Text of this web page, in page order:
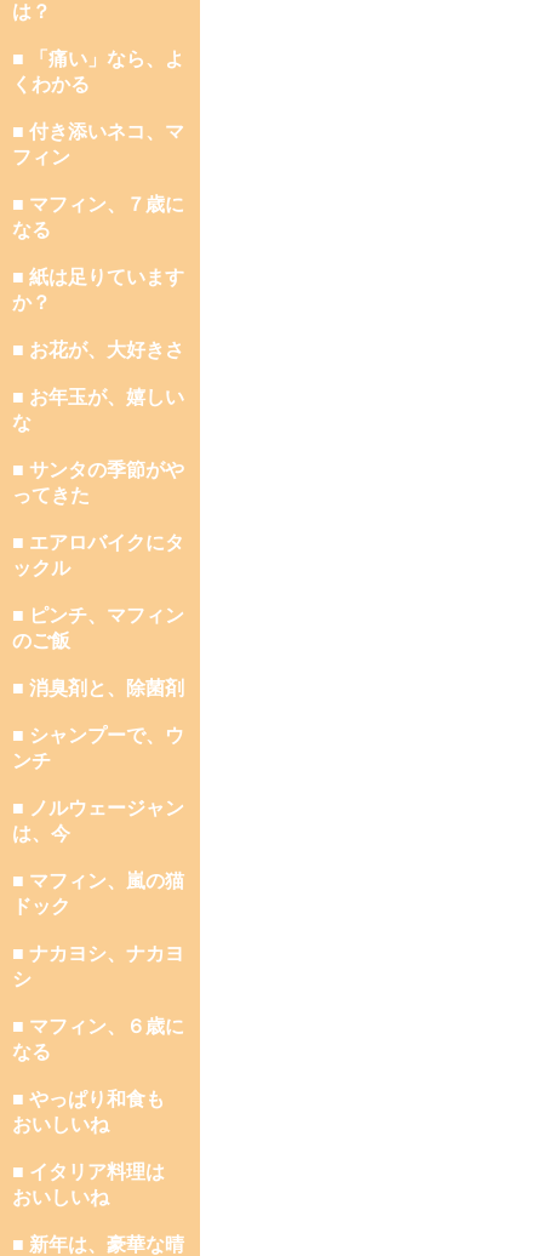
は？
■ 「痛い」なら、よ
くわかる
■ 付き添いネコ、マ
フィン
■ マフィン、７歳に
なる
■ 紙は足りています
か？
■ お花が、大好きさ
■ お年玉が、嬉しい
な
■ サンタの季節がや
ってきた
■ エアロバイクにタ
ックル
■ ピンチ、マフィン
のご飯
■ 消臭剤と、除菌剤
■ シャンプーで、ウ
ンチ
■ ノルウェージャン
は、今
■ マフィン、嵐の猫
ドック
■ ナカヨシ、ナカヨ
シ
■ マフィン、６歳に
なる
■ やっぱり和食も
おいしいね
■ イタリア料理は
おいしいね
■ 新年は、豪華な晴